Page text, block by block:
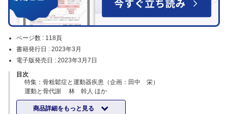
ページ数 : 118頁
書籍発行日 : 2023年3月
電子版発売日 : 2023年3月7日
目次
特集：骨粗鬆症と運動器疾患（企画：田中 栄）
運動と骨代謝 林 幹人 ほか
わが国の骨粗鬆症と骨折の長期トレンド 吉村典子
骨系統疾患と骨粗鬆症 大薗恵一
商品詳細をもっと見る